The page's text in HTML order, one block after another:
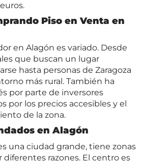
Piso en Venta en
en Alagón es variado. Desde
que buscan un lugar
hasta personas de Zaragoza
más rural. También ha
por parte de inversores
por los precios accesibles y el
de la zona.
en Alagón
una ciudad grande, tiene zonas
razones. El centro es